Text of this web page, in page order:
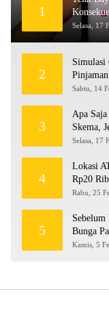
1
Selasa, 17
2
Simulasi
Sabtu, 14
3
Apa
Skema,
Selasa, 17
4
Lokasi
Rp20
Rabu, 25
5
Bunga
2026
Kamis, 5